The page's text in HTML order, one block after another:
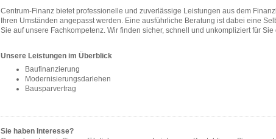
Centrum-Finanz bietet professionelle und zuverlässige Leistungen aus dem
Ihren Umständen angepasst werden. Eine ausführliche Beratung ist dabei eine
Sie auf unsere Fachkompetenz. Wir finden sicher, schnell und unkompliziert für
Unsere Leistungen im Überblick
Baufinanzierung
Modernisierungsdarlehen
Bausparvertrag
Sie haben Interesse?